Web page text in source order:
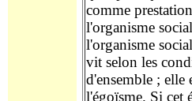
comme prestation
l'organisme
l'organisme
vit selon les
d'ensemble ; elle
l'égoïsme. Si cet